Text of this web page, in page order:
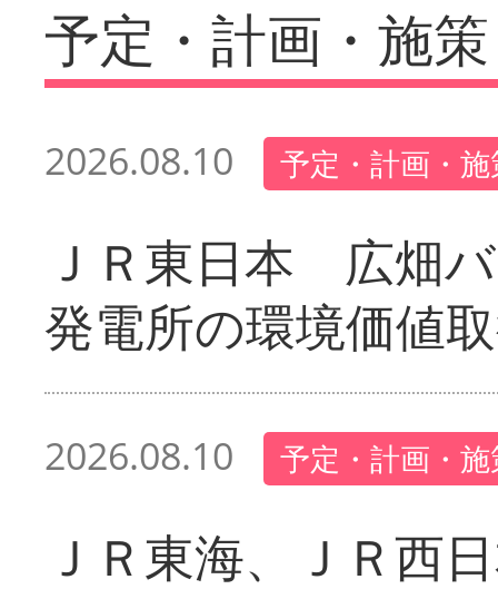
予定・計画・施策
2026.08.10 予定・計画・
ＪＲ東日本 広畑
発電所の環境価値
2026.08.10 予定・計画・
ＪＲ東海、ＪＲ西